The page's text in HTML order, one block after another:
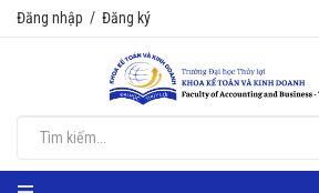
Đăng nhập / Đăng ký